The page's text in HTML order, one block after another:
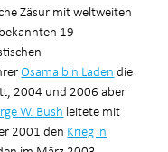
Zäsur mit weltweiten
19
Osama bin Laden die
2004 und 2006 aber
W. Bush leitete mit
2001 den Krieg in